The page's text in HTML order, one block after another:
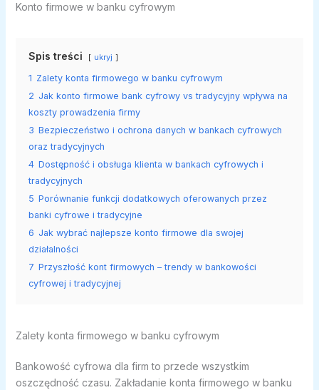
Konto firmowe w banku cyfrowym
Spis treści ukryj
1 Zalety konta firmowego w banku cyfrowym
2 Jak konto firmowe bank cyfrowy vs tradycyjny wpływa na
koszty prowadzenia firmy
3 Bezpieczeństwo i ochrona danych w bankach cyfrowych
oraz tradycyjnych
4 Dostępność i obsługa klienta w bankach cyfrowych i
tradycyjnych
5 Porównanie funkcji dodatkowych oferowanych przez
banki cyfrowe i tradycyjne
6 Jak wybrać najlepsze konto firmowe dla swojej
działalności
7 Przyszłość kont firmowych – trendy w bankowości
cyfrowej i tradycyjnej
Zalety konta firmowego w banku cyfrowym
Bankowość cyfrowa dla firm to przede wszystkim
oszczędność czasu. Zakładanie konta firmowego w banku